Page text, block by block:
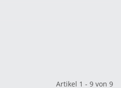
Artikel 1 - 9 von 9